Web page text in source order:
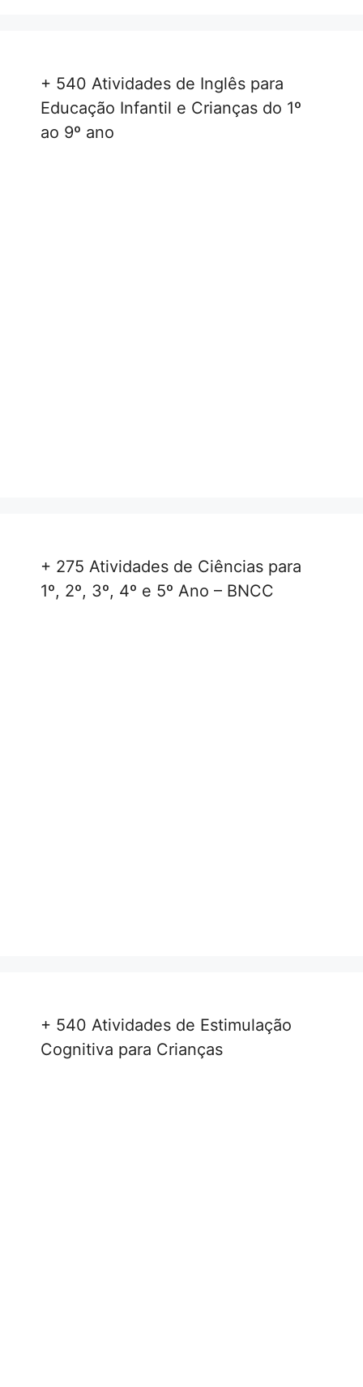
+ 540 Atividades de Inglês para
Educação Infantil e Crianças do 1º
ao 9º ano
+ 275 Atividades de Ciências para
1º, 2º, 3º, 4º e 5º Ano – BNCC
+ 540 Atividades de Estimulação
Cognitiva para Crianças